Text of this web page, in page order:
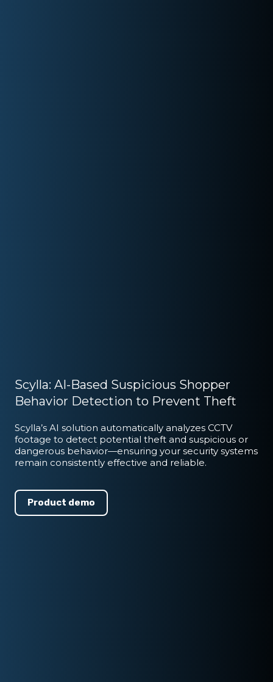
Scylla: AI-Based Suspicious Shopper
Behavior Detection to Prevent Theft
Scylla’s AI solution automatically analyzes CCTV
footage to detect potential theft and suspicious or
dangerous behavior—ensuring your security systems
remain consistently effective and reliable.
Product demo